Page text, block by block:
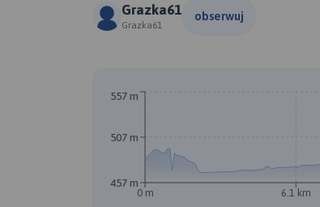
Grazka61
Grazka61
obserwuj
0 m 6.1 km
457 m
507 m
557 m